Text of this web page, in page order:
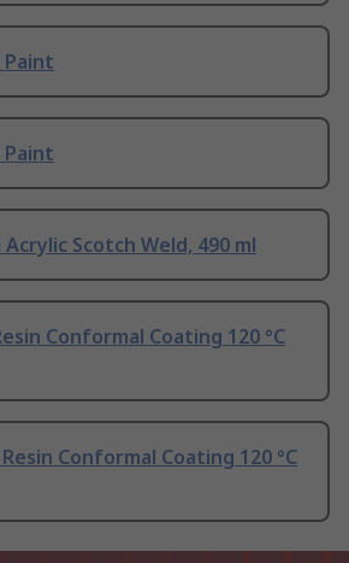
Paint
Paint
Scotch Weld, 490 ml
Conformal Coating 120 °C
Conformal Coating 120 °C